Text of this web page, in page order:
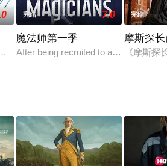
宣布续订第4季。
完结 7.0
魔法师第一季
After being recruited to a secretive
完结
摩斯探
《摩斯探